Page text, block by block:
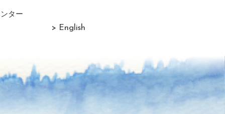
ター
> English